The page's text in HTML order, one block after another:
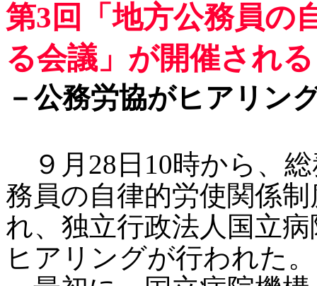
第3回「地方公務員の
る会議」が開催され
－公務労協がヒアリン
９月28日10時から、
務員の自律的労使関係
れ、独立行政法人国立
ヒアリングが行われた。